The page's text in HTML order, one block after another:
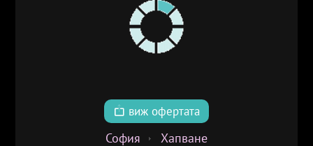
виж офертата
София Хапване